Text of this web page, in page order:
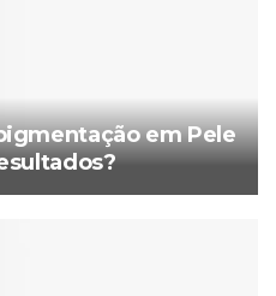
em Pele